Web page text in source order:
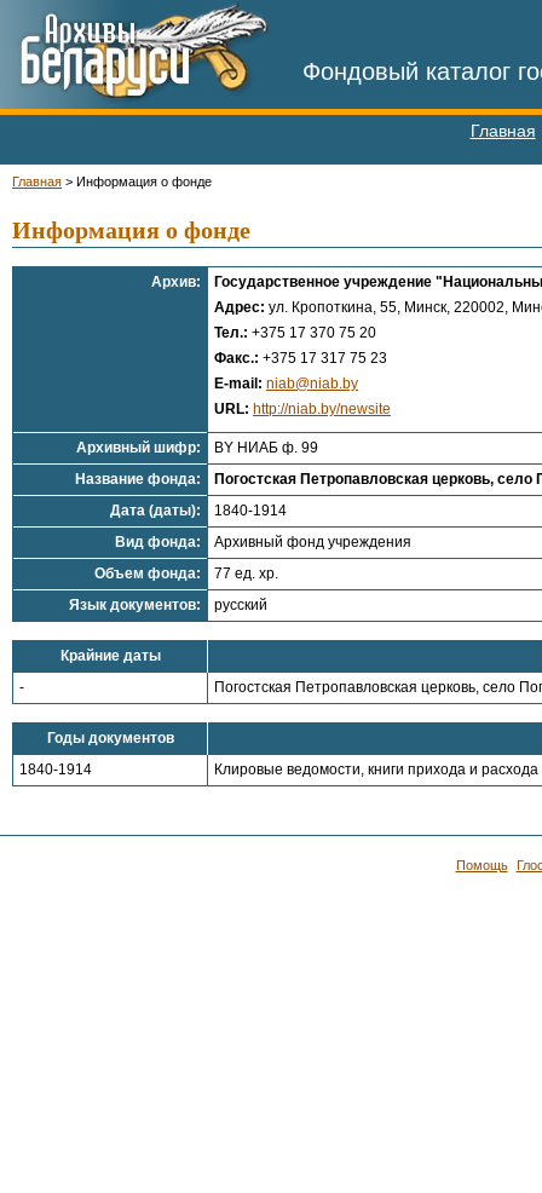
Фондовый каталог
Главная
Главная > Информация о фонде
Информация о фонде
Архив:
Государственное учреждение
Адрес: ул. Кропоткина, 55, Минск, 220002,
Тел.: +375 17 370 75 20
Факс.: +375 17 317 75 23
E-mail: niab@niab.by
URL: http://niab.by/newsite
Архивный шифр:
BY НИАБ ф. 99
Название фонда:
Погостская Петропавловская церковь,
Дата (даты):
1840-1914
Вид фонда:
Архивный фонд учреждения
Объем фонда:
77 ед. хр.
Язык документов:
русский
Крайние даты
-
Погостская Петропавловская церковь, село
Годы документов
1840-1914
Клировые ведомости, книги прихода и
Помощь